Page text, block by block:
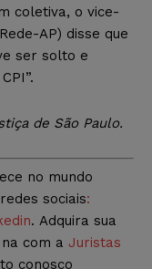
coletiva, o vice-
AP) disse que
ser solto e
de São Paulo.
no mundo
sociais:
. Adquira sua
com a Juristas
conosco